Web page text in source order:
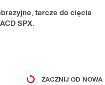
tarcze do cięcia
ACD SPX
ZACZNIJ OD NOWA